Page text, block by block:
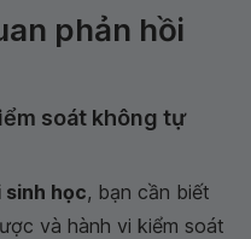
phản hồi
soát không tự
sinh học, bạn cần biết
và hành vi kiểm soát